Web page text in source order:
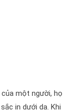
một người, họ
in dưới da. Khi